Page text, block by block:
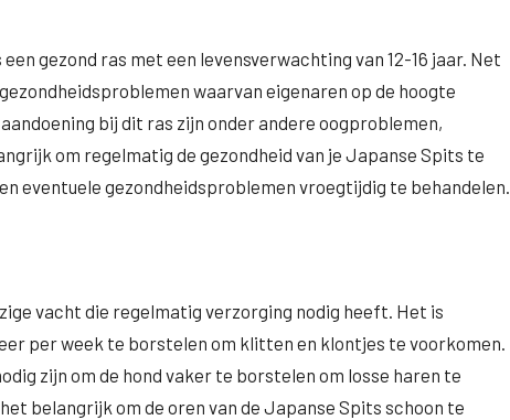
gezond ras met een levensverwachting van 12-16 jaar. Net
waarvan eigenaren op de hoogte
bij dit ras zijn onder andere oogproblemen,
om regelmatig de gezondheid van je Japanse Spits te
eventuele gezondheidsproblemen vroegtijdig te behandelen.
vacht die regelmatig verzorging nodig heeft. Het is
per week te borstelen om klitten en klontjes te voorkomen.
zijn om de hond vaker te borstelen om losse haren te
belangrijk om de oren van de Japanse Spits schoon te